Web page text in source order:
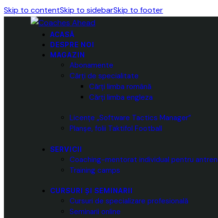
Skip to contentSkip to sidebarSkip to footer
ACASĂ
DESPRE NOI
MAGAZIN
Abonamente
Cărți de specialitate
Cărți limba română
Cărți limba engleza
Licențe „Software Tactics Manager”
Planșe, folii Taktifol Football
SERVICII
Coaching-mentorat individual pentru
Training camps
CURSURI ȘI SEMINARII
Cursuri de specializare profesională
Seminarii online